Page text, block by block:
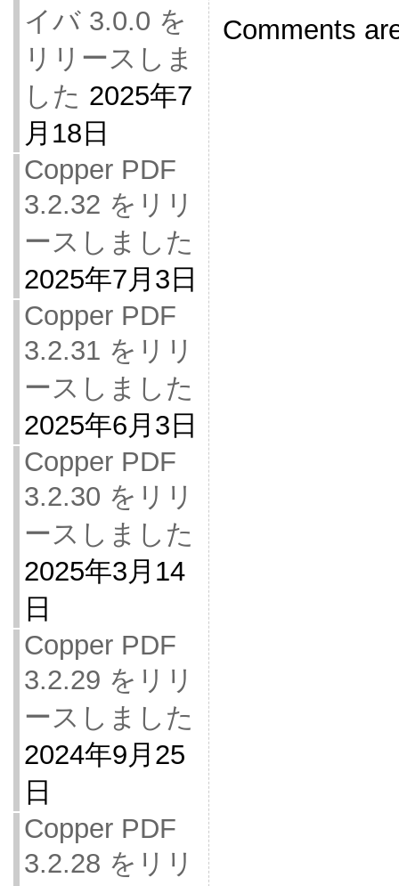
イバ 3.0.0 を
リリースしま
した 2025年7
月18日
Copper PDF
3.2.32 をリリ
ースしました
2025年7月3日
Copper PDF
3.2.31 をリリ
ースしました
2025年6月3日
Copper PDF
3.2.30 をリリ
ースしました
2025年3月14
日
Copper PDF
3.2.29 をリリ
ースしました
2024年9月25
日
Copper PDF
3.2.28 をリリ
Comments